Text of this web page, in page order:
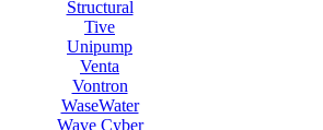
Structural
Tive
Unipump
Venta
Vontron
WaseWater
Wave Cyber